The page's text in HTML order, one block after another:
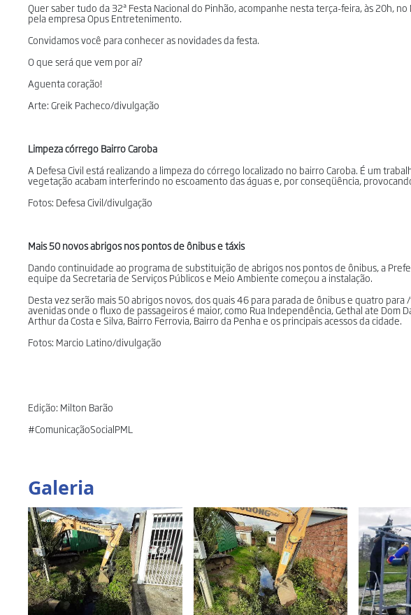
Quer saber tudo da 32ª Festa Nacional do Pinhão, acompanhe nesta terça-feira, às 20h,
pela empresa Opus Entretenimento.
Convidamos você para conhecer as novidades da festa.
O que será que vem por aí?
Aguenta coração!
Arte: Greik Pacheco/divulgação
Limpeza córrego Bairro Caroba
A Defesa Civil está realizando a limpeza do córrego localizado no bairro Caroba. É um
vegetação acabam interferindo no escoamento das águas e, por conseqüência,
Fotos: Defesa Civil/divulgação
Mais 50 novos abrigos nos pontos de ônibus e táxis
Dando continuidade ao programa de substituição de abrigos nos pontos de ônibus, a
equipe da Secretaria de Serviços Públicos e Meio Ambiente começou a instalação.
Desta vez serão mais 50 abrigos novos, dos quais 46 para parada de ônibus e quatro
avenidas onde o fluxo de passageiros é maior, como Rua Independência, Gethal ate Dom
Arthur da Costa e Silva, Bairro Ferrovia, Bairro da Penha e os principais acessos da cidade.
Fotos: Marcio Latino/divulgação
Edição: Milton Barão
#ComunicaçãoSocialPML
Galeria